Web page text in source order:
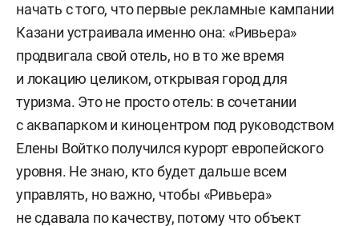
начать с того, что первые рекламные кампании
Казани устраивала именно она: «Ривьера»
продвигала свой отель, но в то же время
и локацию целиком, открывая город для
туризма. Это не просто отель: в сочетании
с аквапарком и киноцентром под руководством
Елены Войтко получился курорт европейского
уровня. Не знаю, кто будет дальше всем
управлять, но важно, чтобы «Ривьера»
не сдавала по качеству, потому что объект